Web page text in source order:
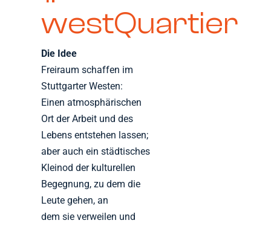
westQuartier
Die Idee
Freiraum schaffen im
Stuttgarter Westen:
Einen atmosphärischen
Ort der Arbeit und des
Lebens entstehen lassen;
aber auch ein städtisches
Kleinod der kulturellen
Begegnung, zu dem die
Leute gehen, an
dem sie verweilen und